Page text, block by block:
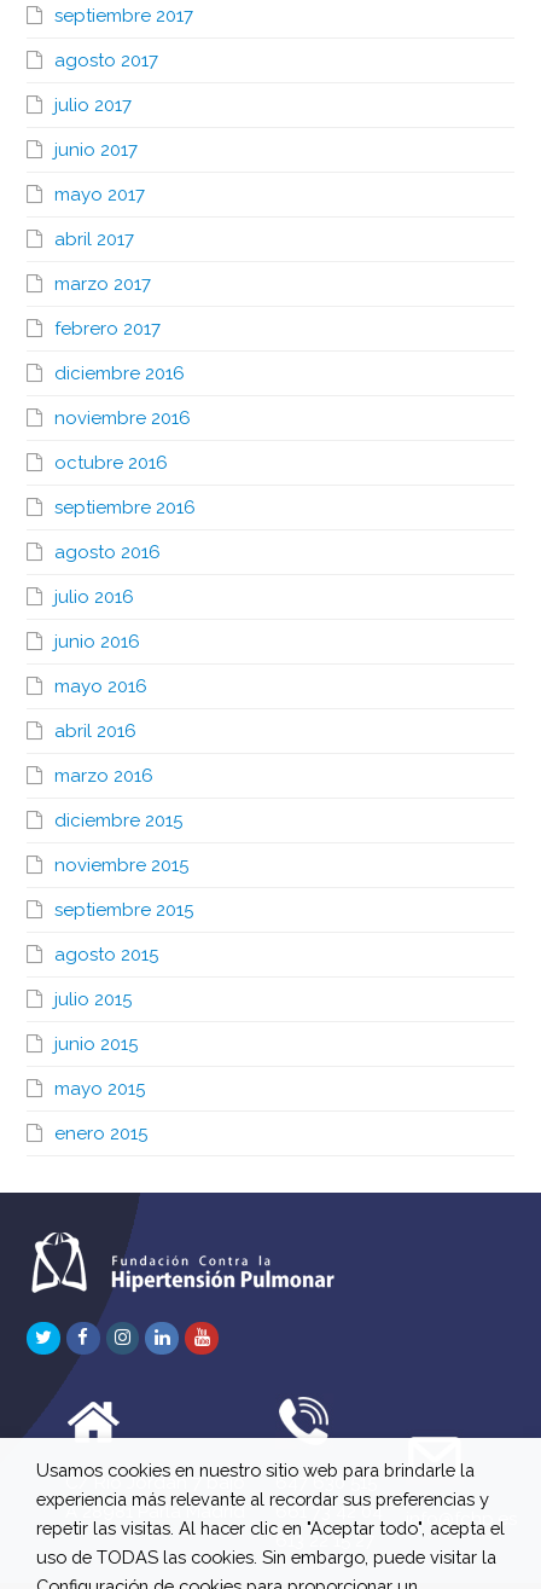
septiembre 2017
agosto 2017
julio 2017
junio 2017
mayo 2017
abril 2017
marzo 2017
febrero 2017
diciembre 2016
noviembre 2016
octubre 2016
septiembre 2016
agosto 2016
julio 2016
junio 2016
mayo 2016
abril 2016
marzo 2016
diciembre 2015
noviembre 2015
septiembre 2015
agosto 2015
julio 2015
junio 2015
mayo 2015
enero 2015
TwitterFacebook
Instagram
LinkedInYoutube
C/ Río Jordán 7 bajo
A 28981 Parla Madrid
647 630 515
661 73 42 04
613 22 15 27
info@fchp.es
Usamos cookies en nuestro sitio web para brindarle la
experiencia más relevante al recordar sus preferencias y
repetir las visitas. Al hacer clic en "Aceptar todo", acepta el
uso de TODAS las cookies. Sin embargo, puede visitar la